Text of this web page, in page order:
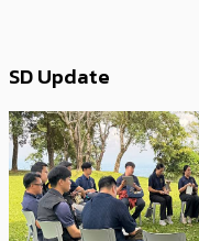
SD Update